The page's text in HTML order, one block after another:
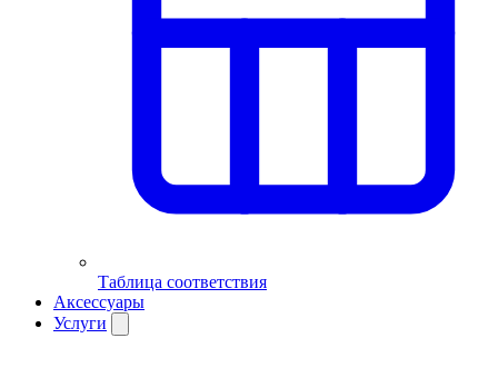
Таблица соответствия
Аксессуары
Услуги